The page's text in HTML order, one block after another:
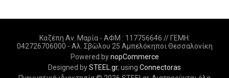
Καζέπη Αν. Μαρία - ΑΦΜ : 117756646 // ΓΕΜΗ:
042726706000 - Αλ. Σβώλου 25 Αμπελόκηποι Θεσσαλονίκη
Powered bynopCommerce
Designed bySTEEL.gr, using Connectoras